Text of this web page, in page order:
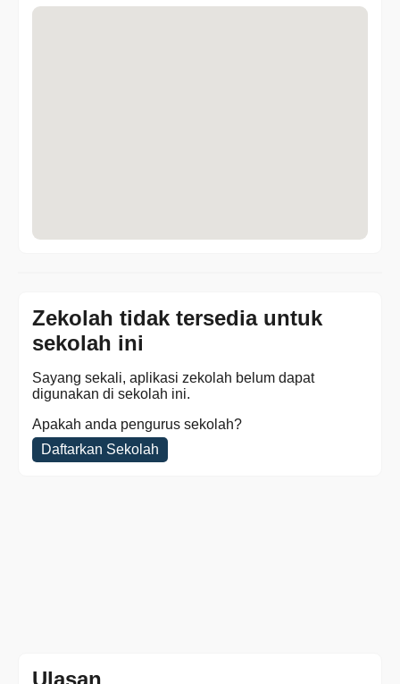
Zekolah tidak tersedia untuk
sekolah ini
Sayang sekali, aplikasi zekolah belum dapat
digunakan di sekolah ini.
Apakah anda pengurus sekolah?
Daftarkan Sekolah